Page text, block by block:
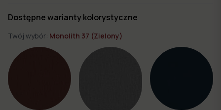
Dostępne warianty kolorystyczne
Twój wybór: Monolith 37 (Zielony)